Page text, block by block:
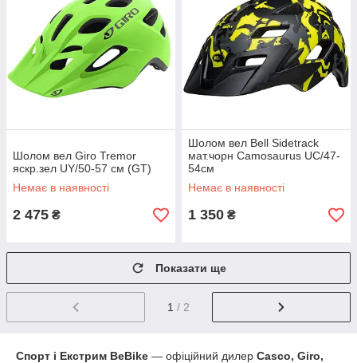
Шолом вел Giro Tremor
яскр.зел UY/50-57 см (GT)
Немає в наявності
2 475 ₴
Шолом вел Bell Sidetrack
мат.чорн Camosaurus UC/47-
54см
Немає в наявності
1 350 ₴
Показати ще
1 / 2
Спорт і Екстрим BeBike ― офіційний дилер Casco, Giro,